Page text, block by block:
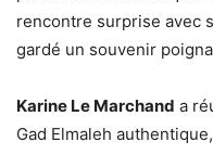
rencontre surprise avec
gardé un souvenir
Karine Le Marchand a
Gad Elmaleh